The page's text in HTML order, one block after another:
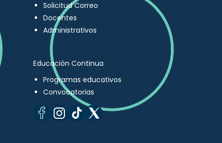
Solicitud Correo
Docentes
Administrativos
Educación Continua
Programas educativos
Convocatorias